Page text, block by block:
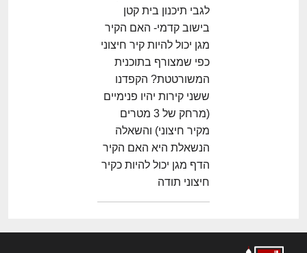
לגבי תיכנון בית קטן
בישוב קדמי- האם הקיר
מגן יכול להיות קיר חיצוני
כפי שמצורף בתוכנית
המשורטטת? הקפדנו
ששני קירות יהיו פנימיים
(מרחק של 3 מטרים
מקיר חיצוני) והשאלה
הנשאלת היא האם הקיר
הדף מגן יכול להיות כקיר
חיצוני תודה